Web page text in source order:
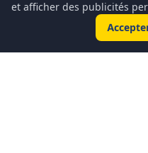
et afficher des publicités